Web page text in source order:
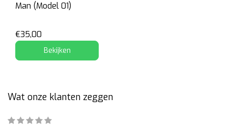
Man (Model 01)
€35,00
Bekijken
Wat onze klanten zeggen